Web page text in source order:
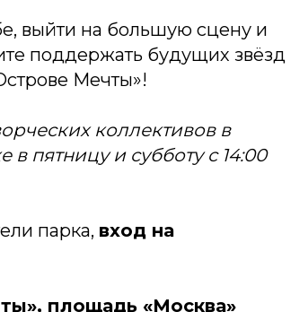
выйти на большую сцену и
поддержать будущих звёзд
Мечты»!
коллективов в
пятницу и субботу с 14:00
парка, вход на
площадь «Москва»